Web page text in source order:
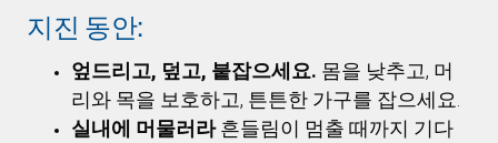
지진 동안:
엎드리고, 덮고, 붙잡으세요. 몸을 낮추고, 머
리와 목을 보호하고, 튼튼한 가구를 잡으세요.
실내에 머물러라흔들림이 멈출 때까지 기다